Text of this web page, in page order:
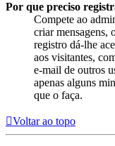
Por que preciso
Compete ao
criar mensagens,
registro dá-lhe
aos visitantes,
e-mail de outros
apenas alguns
que o faça.
Voltar ao topo